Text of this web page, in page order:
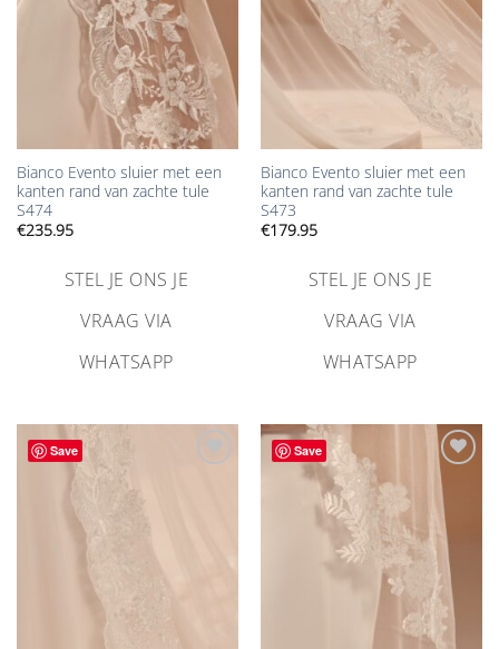
Bianco Evento sluier met een
kanten rand van zachte tule
S474
€235.95
STEL JE ONS JE
VRAAG VIA
WHATSAPP
Bianco Evento sluier met een
kanten rand van zachte tule
S473
€179.95
STEL JE ONS JE
VRAAG VIA
WHATSAPP
Save
Save
Aan
verlanglijst
toevoegen